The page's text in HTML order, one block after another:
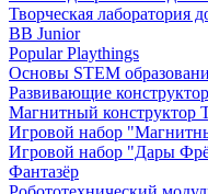
Творческая лаборатория
BB Junior
Popular Playthings
Основы STEM
Развивающие
Магнитный
Игровой набор
Игровой набор "Дары
Фантазёр